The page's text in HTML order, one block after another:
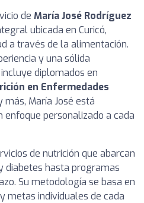
de María José Rodríguez
ubicada en Curicó,
a través de la alimentación.
y una sólida
diplomados en
en Enfermedades
más, María José está
personalizado a cada
de nutrición que abarcan
diabetes hasta programas
Su metodología se basa en
metas individuales de cada